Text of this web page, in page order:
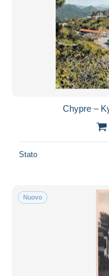
Chypre –
Stato
Nuovo